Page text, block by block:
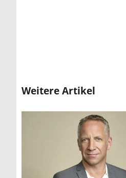
Weitere Artikel